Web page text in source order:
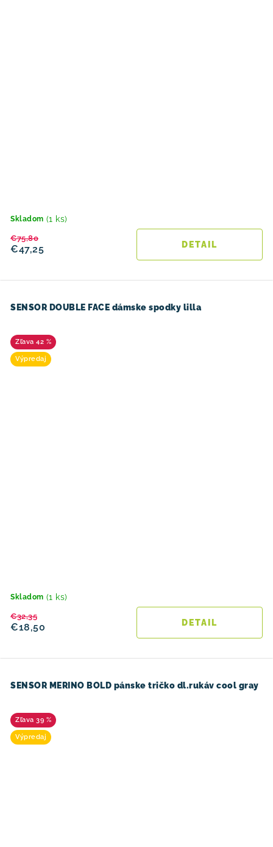
Skladom (1 ks)
€47,25
€75,80
DETAIL
SENSOR DOUBLE FACE dámske spodky lilla
42 %
Výpredaj
Skladom (1 ks)
€18,50
€32,35
DETAIL
SENSOR MERINO BOLD pánske tričko dl.rukáv cool gray
39 %
Výpredaj